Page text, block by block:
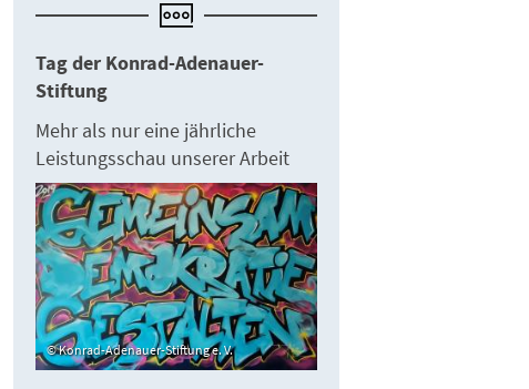
Tag der Konrad-Adenauer-
Stiftung
Mehr als nur eine jährliche
Leistungsschau unserer Arbeit
Konrad-Adenauer-Stiftung e. V.